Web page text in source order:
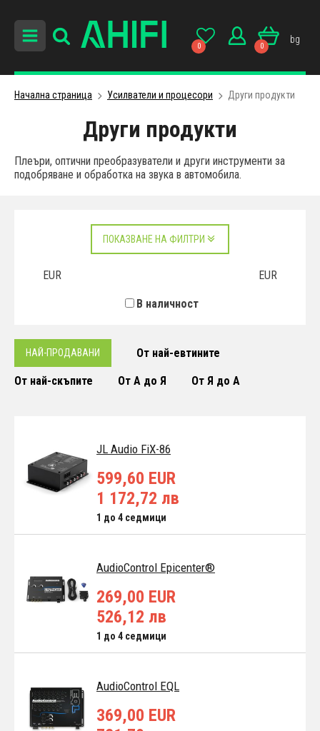
0 0
bg
Начална страница Усилватели и процесори Други продукти
Други продукти
Плеъри, оптични преобразуватели и други инструменти за
подобряване и обработка на звука в автомобила.
ПОКАЗВАНЕ НА ФИЛТРИ
EUR EUR
В наличност
НАЙ-ПРОДАВАНИ От най-евтините
От най-скъпите От А до Я От Я до А
JL Audio FiX-86
599,60 EUR
1 172,72 лв
1 до 4 седмици
AudioControl Epicenter®
269,00 EUR
526,12 лв
1 до 4 седмици
AudioControl EQL
369,00 EUR